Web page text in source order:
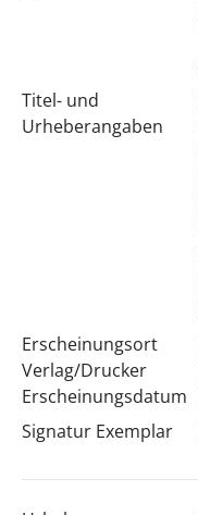
Titel- und
Urheberangaben
Erscheinungsort
Verlag/Drucker
Erscheinungsdatum
Signatur Exemplar